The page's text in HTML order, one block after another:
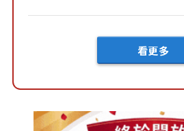
車？...
看更多